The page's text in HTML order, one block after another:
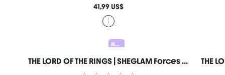
41,99 US$
Nuevo
THE LORD OF THE RINGS | SHEGLAM Forces of Fate | Dúo de Sombras de Ojos-Hope & Sacrifice Marca de Belleza Cosmética Maquillaje para Mujeres y Niñas